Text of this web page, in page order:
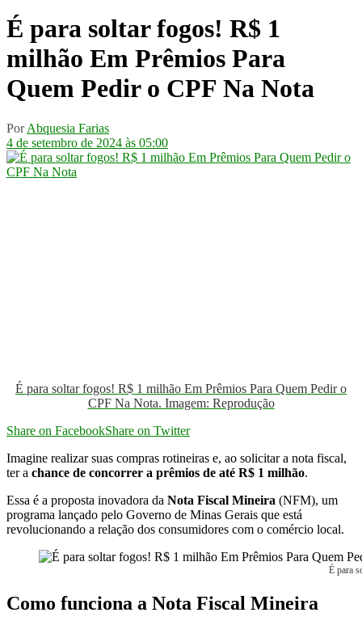
É para soltar fogos! R$ 1
milhão Em Prêmios Para
Quem Pedir o CPF Na Nota
Por Abquesia Farias
4 de setembro de 2024 às 05:00
É para soltar fogos! R$ 1 milhão Em Prêmios Para Quem Pedir o
CPF Na Nota. Imagem: Reprodução
Share on FacebookShare on Twitter
Imagine realizar suas compras rotineiras e, ao solicitar a nota fiscal,
ter a chance de concorrer a prêmios de até R$ 1 milhão.
Essa é a proposta inovadora da Nota Fiscal Mineira (NFM), um
programa lançado pelo Governo de Minas Gerais que está
revolucionando a relação dos consumidores com o comércio local.
É para
Como funciona a Nota Fiscal Mineira